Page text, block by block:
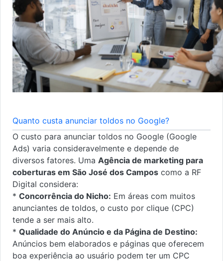
Quanto custa anunciar toldos no Google?
O custo para anunciar toldos no Google (Google
Ads) varia consideravelmente e depende de
diversos fatores. Uma Agência de marketing para
coberturas em São José dos Campos como a RF
Digital considera:
* Concorrência do Nicho: Em áreas com muitos
anunciantes de toldos, o custo por clique (CPC)
tende a ser mais alto.
* Qualidade do Anúncio e da Página de Destino:
Anúncios bem elaborados e páginas que oferecem
boa experiência ao usuário podem ter um CPC